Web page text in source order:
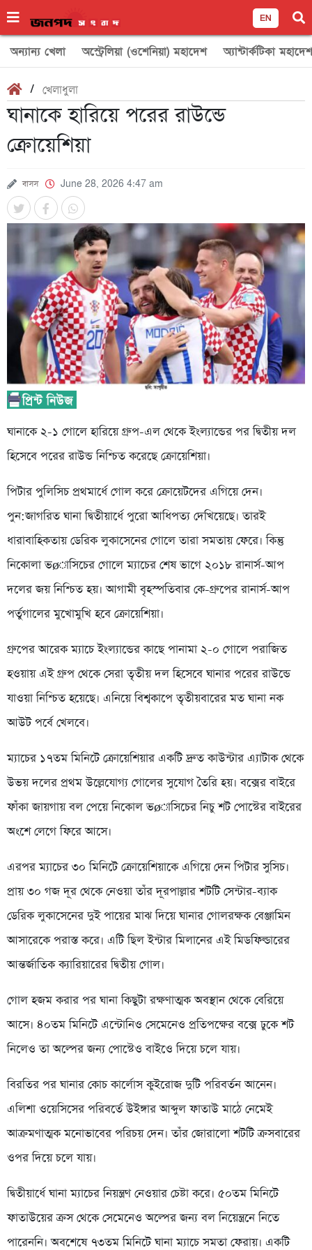
EN
অন্যান্য খেলা অস্ট্রেলিয়া (ওশেনিয়া) মহাদেশ অ্যান্টার্কটিকা মহাদেশ
/ খেলাধুলা
ঘানাকে হারিয়ে পরের রাউন্ডে
ক্রোয়েশিয়া
বাসস June 28, 2026 4:47 am
ঘানাকে ২-১ গোলে হারিয়ে গ্রুপ-এল থেকে ইংল্যান্ডের পর দ্বিতীয় দল
হিসেবে পরের রাউন্ড নিশ্চিত করেছে ক্রোয়েশিয়া।
পিটার পুলিসিচ প্রথমার্ধে গোল করে ক্রোয়েটদের এগিয়ে দেন।
পুন:জাগরিত ঘানা দ্বিতীয়ার্ধে পুরো আধিপত্য দেখিয়েছে। তারই
ধারাবাহিকতায় ডেরিক লুকাসেনের গোলে তারা সমতায় ফেরে। কিন্তু
নিকোলা ভøাসিচের গোলে ম্যাচের শেষ ভাগে ২০১৮ রানার্স-আপ
দলের জয় নিশ্চিত হয়। আগামী বৃহস্পতিবার কে-গ্রুপের রানার্স-আপ
পর্তুগালের মুখোমুখি হবে ক্রোয়েশিয়া।
গ্রুপের আরেক ম্যাচে ইংল্যান্ডের কাছে পানামা ২-০ গোলে পরাজিত
হওয়ায় এই গ্রুপ থেকে সেরা তৃতীয় দল হিসেবে ঘানার পরের রাউন্ডে
যাওয়া নিশ্চিত হয়েছে। এনিয়ে বিশ্বকাপে তৃতীয়বারের মত ঘানা নক
আউট পর্বে খেলবে।
ম্যাচের ১৭তম মিনিটে ক্রোয়েশিয়ার একটি দ্রুত কাউন্টার এ্যাটাক থেকে
উভয় দলের প্রথম উল্লেযোগ্য গোলের সুযোগ তৈরি হয়। বক্সের বাইরে
ফাঁকা জায়গায় বল পেয়ে নিকোল ভøাসিচের নিচু শট পোস্টের বাইরের
অংশে লেগে ফিরে আসে।
এরপর ম্যাচের ৩০ মিনিটে ক্রোয়েশিয়াকে এগিয়ে দেন পিটার সুসিচ।
প্রায় ৩০ গজ দূর থেকে নেওয়া তাঁর দূরপাল্লার শটটি সেন্টার-ব্যাক
ডেরিক লুকাসেনের দুই পায়ের মাঝ দিয়ে ঘানার গোলরক্ষক বেঞ্জামিন
আসারেকে পরাস্ত করে। এটি ছিল ইন্টার মিলানের এই মিডফিল্ডারের
আন্তর্জাতিক ক্যারিয়ারের দ্বিতীয় গোল।
গোল হজম করার পর ঘানা কিছুটা রক্ষণাত্মক অবস্থান থেকে বেরিয়ে
আসে। ৪০তম মিনিটে এন্টোনিও সেমেনেও প্রতিপক্ষের বক্সে ঢুকে শট
নিলেও তা অল্পের জন্য পোস্টেও বাইওে দিয়ে চলে যায়।
বিরতির পর ঘানার কোচ কার্লোস কুইরোজ দুটি পরিবর্তন আনেন।
এলিশা ওয়েসিসের পরিবর্তে উইঙ্গার আব্দুল ফাতাউ মাঠে নেমেই
আক্রমণাত্মক মনোভাবের পরিচয় দেন। তাঁর জোরালো শটটি ক্রসবারের
ওপর দিয়ে চলে যায়।
দ্বিতীয়ার্ধে ঘানা ম্যাচের নিয়ন্ত্রণ নেওয়ার চেষ্টা করে। ৫০তম মিনিটে
ফাতাউয়ের ক্রস থেকে সেমেনেও অল্পের জন্য বল নিয়েন্ত্রনে নিতে
পারেননি। অবশেষে ৭৩তম মিনিটে ঘানা ম্যাচে সমতা ফেরায়। একটি